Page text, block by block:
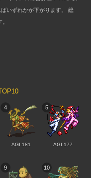
いずれかが下がります。 総
4
AGI:181
5
AGI:177
9 10